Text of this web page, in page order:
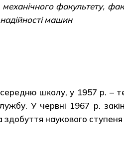
факультету,
машин
школу, у 1957 р. –
У червні 1967 р.
наукового